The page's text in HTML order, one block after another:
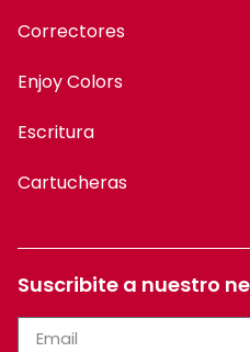
Correctores
Enjoy Colors
Escritura
Cartucheras
Suscribite a nuestro